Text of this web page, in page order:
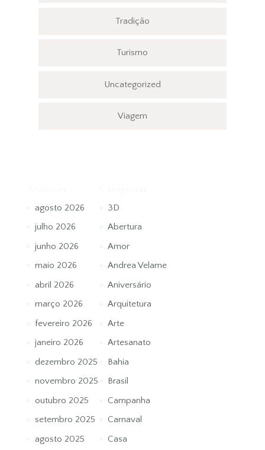
Tradição
Turismo
Uncategorized
Viagem
agosto 2026
julho 2026
junho 2026
maio 2026
abril 2026
março 2026
fevereiro 2026
janeiro 2026
dezembro 2025
novembro 2025
outubro 2025
setembro 2025
agosto 2025
3D
Abertura
Amor
Andrea Velame
Aniversário
Arquitetura
Arte
Artesanato
Bahia
Brasil
Campanha
Carnaval
Casa